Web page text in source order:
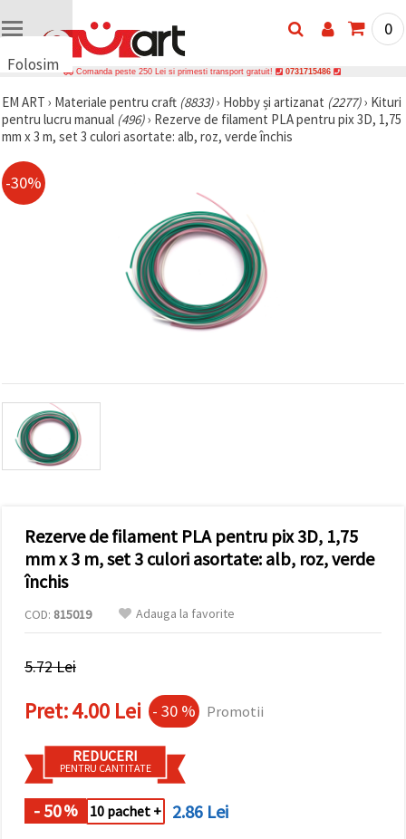
Folosim
uri
🍪 Folosim
cookie-uri
tehnologii
similare
pentru a
afișa
conținut și
reclame
mai
relevante,
analiză și
Puteți fi de
acord să
toate
"acceptati
să vă
indicați
selectând
un tip de
cookie -uri
dat și
făcând clic
0
Comanda peste 250 Lei si primesti transport gratuit! 0731715486
EM ART › Materiale pentru craft (8833)› Hobby și artizanat (2277)› Kituri
pentru lucru manual (496)› Rezerve de filament PLA pentru pix 3D, 1,75
mm x 3 m, set 3 culori asortate: alb, roz, verde închis
-30%
Rezerve de filament PLA pentru pix 3D, 1,75
mm x 3 m, set 3 culori asortate: alb, roz, verde
închis
COD: 815019 Adauga la favorite
5.72 Lei
Pret:4.00 Lei - 30 % Promotii
REDUCERI
PENTRU CANTITATE
- 50% 10 pachet + 2.86 Lei